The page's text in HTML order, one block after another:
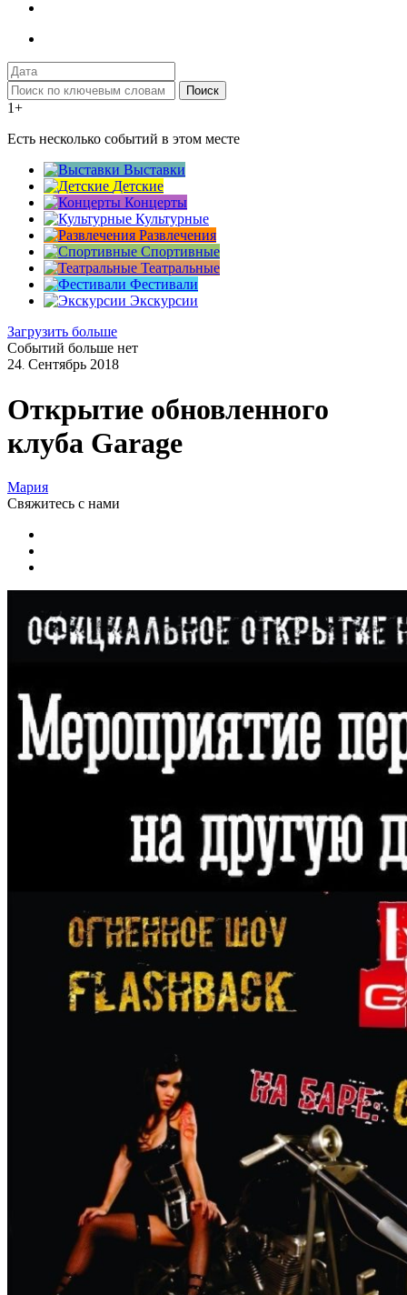
Поиск
1+
Есть несколько событий в этом месте
Выставки
Детские
Концерты
Культурные
Развлечения
Спортивные
Театральные
Фестивали
Экскурсии
Загрузить больше
Событий больше нет
24. Сентябрь 2018
Открытие обновленного
клуба Garage
Мария
Свяжитесь с нами